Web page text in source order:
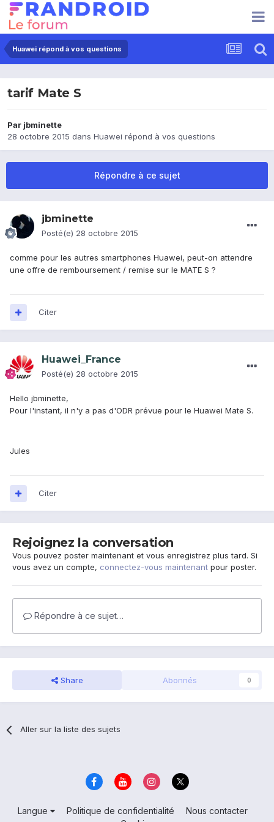
Huawei répond à vos questions
tarif Mate S
Par jbminette
28 octobre 2015 dans Huawei répond à vos questions
Répondre à ce sujet
jbminette
Posté(e) 28 octobre 2015
comme pour les autres smartphones Huawei, peut-on attendre
une offre de remboursement / remise sur le MATE S ?
Citer
Huawei_France
Posté(e) 28 octobre 2015
Hello jbminette,
Pour l'instant, il n'y a pas d'ODR prévue pour le Huawei Mate S.
Jules
Citer
Rejoignez la conversation
Vous pouvez poster maintenant et vous enregistrez plus tard. Si
vous avez un compte, connectez-vous maintenant pour poster.
Répondre à ce sujet…
Share Abonnés 0
Aller sur la liste des sujets
Langue Politique de confidentialité
Nous contacter